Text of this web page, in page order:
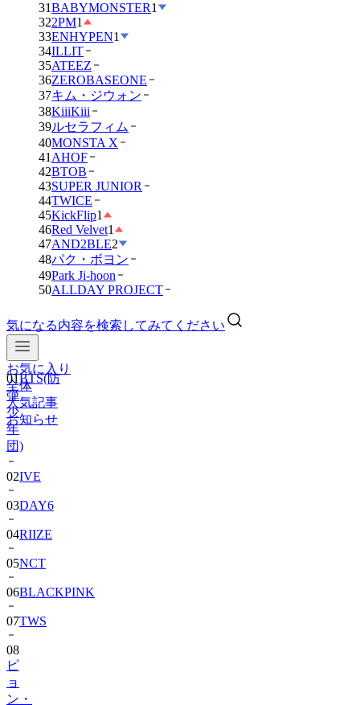
31BABYMONSTER1
322PM1
33ENHYPEN1
34ILLIT
35ATEEZ
36ZEROBASEONE
37キム・ジウォン
38KiiiKiii
39ルセラフィム
40MONSTA X
41 AHOF
42BTOB
43SUPER JUNIOR
44TWICE
45KickFlip1
46Red Velvet1
47AND2BLE2
48パク・ボヨン
49Park Ji-hoon
50ALLDAY PROJECT
気になる内容を検索してみてください
お気に入り
全体
人気記事
お知らせ
01BTS(防
弾
少
年
団)
02IVE
03DAY6
04RIIZE
05NCT
06BLACKPINK
07TWS
08
ピ
ョ
ン・